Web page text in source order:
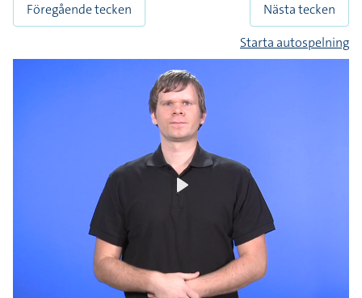
Föregående tecken
Nästa tecken
Starta autospelning